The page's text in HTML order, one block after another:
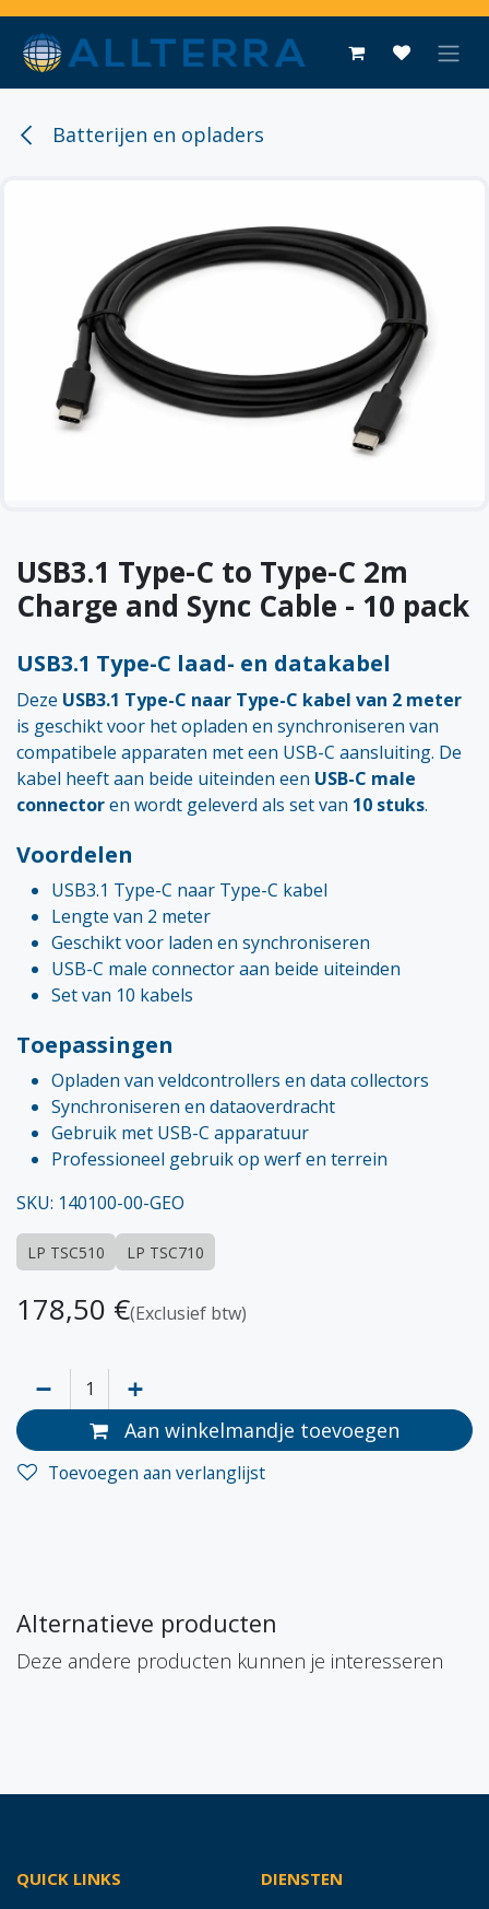
Overslaan naar inhoud
Batterijen en opladers
USB3.1 Type-C to Type-C 2m
Charge and Sync Cable - 10 pack
USB3.1 Type-C laad- en datakabel
Deze USB3.1 Type-C naar Type-C kabel van 2 meter
is geschikt voor het opladen en synchroniseren van
compatibele apparaten met een USB-C aansluiting. De
kabel heeft aan beide uiteinden een USB-C male
connectoren wordt geleverd als set van 10 stuks.
Voordelen
USB3.1 Type-C naar Type-C kabel
Lengte van 2 meter
Geschikt voor laden en synchroniseren
USB-C male connector aan beide uiteinden
Set van 10 kabels
Toepassingen
Opladen van veldcontrollers en data collectors
Synchroniseren en dataoverdracht
Gebruik met USB-C apparatuur
Professioneel gebruik op werf en terrein
SKU: 140100-00-GEO
LP TSC510 LP TSC710
178,50 €(Exclusief btw)
Aan winkelmandje toevoegen
Toevoegen aan verlanglijst
Alternatieve producten
Deze andere producten kunnen je interesseren
QUICK LINKS DIENSTEN